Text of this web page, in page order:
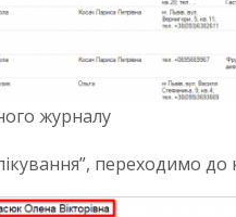
журналу
переходимо